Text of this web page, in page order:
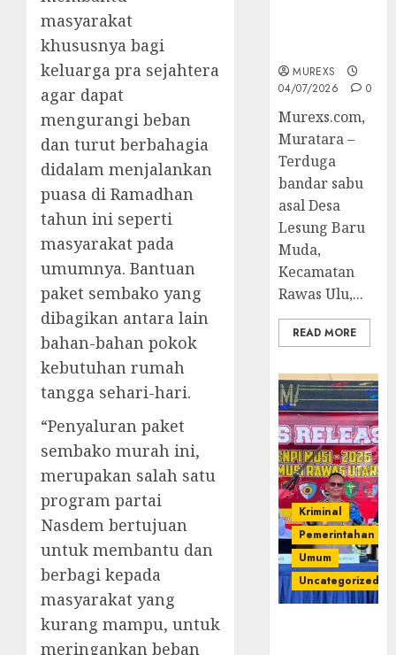
masyarakat
khususnya bagi
keluarga pra sejahtera
agar dapat
mengurangi beban
dan turut berbahagia
didalam menjalankan
puasa di Ramadhan
tahun ini seperti
masyarakat pada
umumnya. Bantuan
paket sembako yang
dibagikan antara lain
bahan-bahan pokok
kebutuhan rumah
tangga sehari-hari.
“Penyaluran paket
sembako murah ini,
merupakan salah satu
program partai
Nasdem bertujuan
untuk membantu dan
berbagi kepada
masyarakat yang
kurang mampu, untuk
meringankan beban
MUREXS
04/07/2026
0
Murexs.com,
Muratara –
Terduga
bandar sabu
asal Desa
Lesung Baru
Muda,
Kecamatan
Rawas Ulu,...
READ MORE
Kriminal
Pemerintahan
Umum
Uncategorized